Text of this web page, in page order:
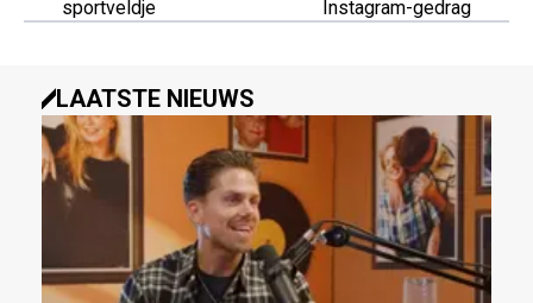
sportveldje Instagram-gedrag
LAATSTE NIEUWS